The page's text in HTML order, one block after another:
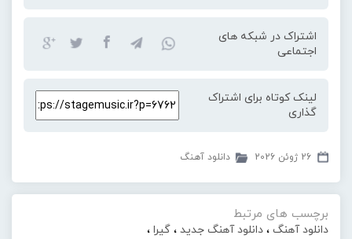
اشتراک در شبکه های
اجتماعی
لینک کوتاه برای اشتراک
گذاری
26 ژوئن 2026 دانلود آهنگ
برچسب های مرتبط
دانلود آهنگ ، دانلود آهنگ جدید ، گیرا ،